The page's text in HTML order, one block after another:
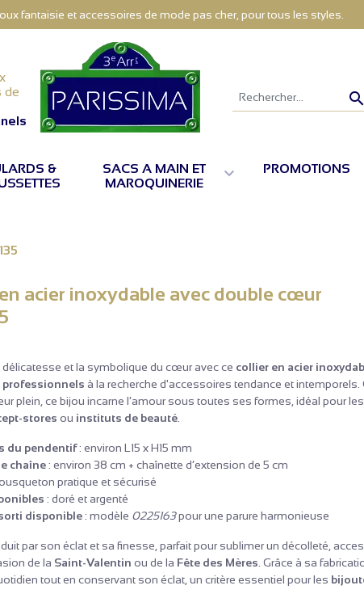
fantaisie et accessoires de mode pas cher, pour tous les styles.
de

&
SACS A MAIN ET
MAROQUINERIE
 PROMOTIONS
acier inoxydable avec double cœur
délicatesse et la symbolique du cœur avec ce collier en acier
professionnels à la recherche d'accessoires tendance et
plein, ce bijou incarne l’amour sous toutes ses formes, idéal pour
stores ou instituts de beauté.
du pendentif: environ L15 x H15 mm
chaîne: environ 38 cm + chaînette d’extension de 5 cm
pratique et sécurisé
: doré et argenté
disponible: modèle 0225163pour une parure harmonieuse
par son éclat et sa finesse, parfait pour sublimer un décolleté,
de la Saint-Valentin ou de la Fête des Mères . Grâce à sa
tout en conservant son éclat, un critère essentiel pour les